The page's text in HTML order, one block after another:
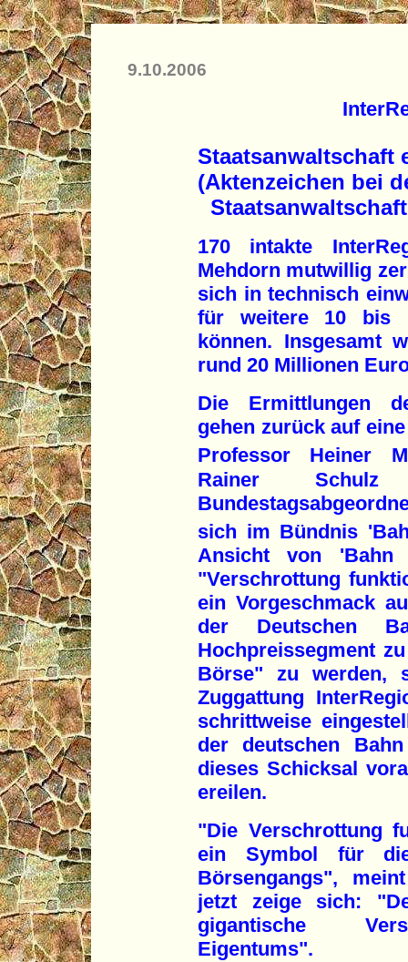
9.10.2006
Staatsanwaltschaft
(Aktenzeichen bei
170 intakte
Mehdorn mutwillig
sich in technisch
für weitere 10 bis
können. Insgesamt
rund 20 Millionen
Die Ermittlungen
gehen zurück auf
Professor Heiner
Rainer
sich im Bündnis
Ansicht von
"Verschrottung
ein Vorgeschmack
der Deutschen
Hochpreissegment
Börse" zu werden,
Zuggattung
schrittweise
der deutschen
dieses Schicksal
ereilen.
"Die Verschrottung
ein Symbol für
Börsengangs",
jetzt zeige sich:
gigantische
Eigentums".